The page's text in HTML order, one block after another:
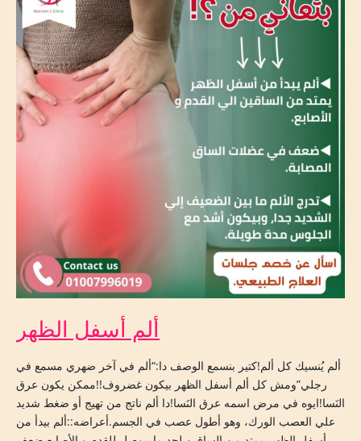
ألم أسفل الظهر
ألم يُنسيك كل ألم!كتير بنسمع الوصف دا:“ألم في آخر ضهري مسمع في
رجلي”ومش كل ألم أسفل الظهر بيكون غضروف!!ممكن يكون عرق
النَسا!ايوه في مرض اسمه عرق النَسا!دا ألم ناتج من تهيج أو ضغط شديد
علي العصب الورك، وهو أطول عصب في الجسم.أعراضه::ألم بيدأ من
الظهر